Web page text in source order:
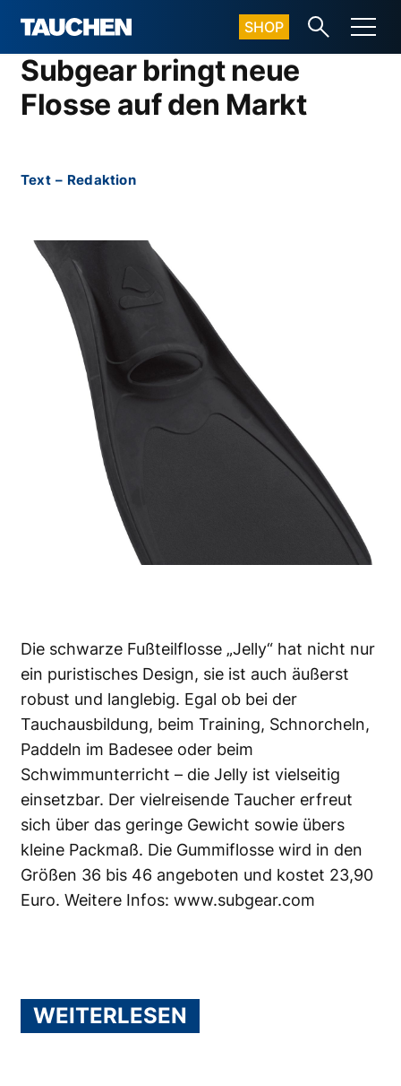
SHOP
Subgear bringt neue
Flosse auf den Markt
Text – Redaktion
Die schwarze Fußteilflosse „Jelly“ hat nicht nur
ein puristisches Design, sie ist auch äußerst
robust und langlebig. Egal ob bei der
Tauchausbildung, beim Training, Schnorcheln,
Paddeln im Badesee oder beim
Schwimmunterricht – die Jelly ist vielseitig
einsetzbar. Der vielreisende Taucher erfreut
sich über das geringe Gewicht sowie übers
kleine Packmaß. Die Gummiflosse wird in den
Größen 36 bis 46 angeboten und kostet 23,90
Euro. Weitere Infos: www.subgear.com
WEITERLESEN